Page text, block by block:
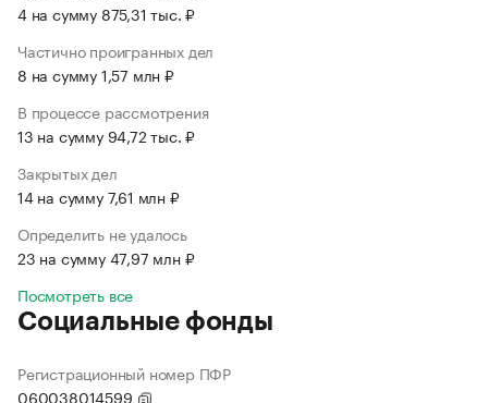
4 на сумму 875,31 тыс. ₽
Частично проигранных дел
8 на сумму 1,57 млн ₽
В процессе рассмотрения
13 на сумму 94,72 тыс. ₽
Закрытых дел
14 на сумму 7,61 млн ₽
Определить не удалось
23 на сумму 47,97 млн ₽
Посмотреть все
Социальные фонды
Регистрационный номер ПФР
060038014599